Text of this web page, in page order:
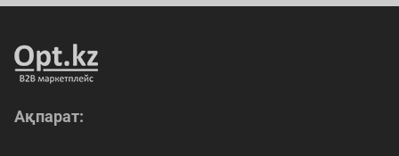
Ақпарат: